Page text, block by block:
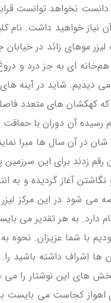
نخواهد توانست
خواهید داشت. نام
موهای زائد در
ای به جز درد و
دیدیم. شاید در آینه
که کهکشان های متعدد
رسیده آن دوران با
در آن سال ها مبرا
زدند برای این سرزمین
نگاشتن آغاز گردیده و
شود در این مرکز لیزر
دارد. به هر تقدیر می
با شما عزیزان. نحوه
اِشراف داشته باشید
این نوشتار را می
کجاست می بایست